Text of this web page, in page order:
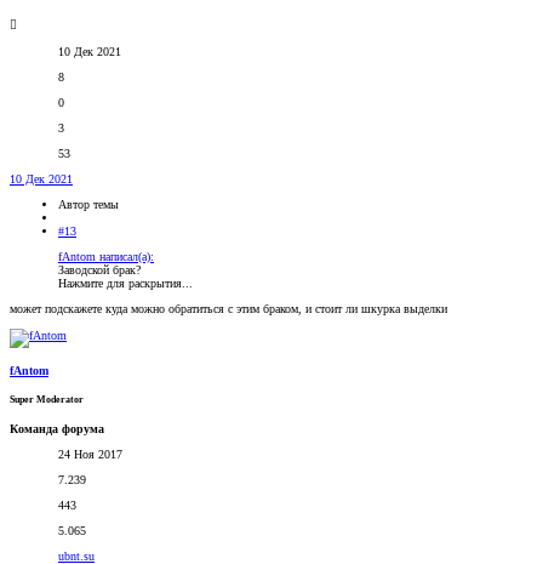
10 Дек 2021
8
0
3
53
10 Дек 2021
Автор темы
#13
fAntom написал(а):
Заводской брак?
Нажмите для раскрытия...
может подскажете куда можно обратиться с этим браком, и стоит ли шкурка выделки
fAntom
Super Moderator
Команда форума
24 Ноя 2017
7.239
443
5.065
ubnt.su